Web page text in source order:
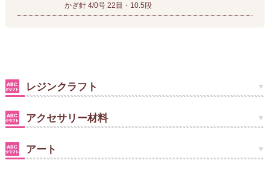
かぎ針 4/0号 22目・10.5段
レジンクラフト
アクセサリー材料
アート